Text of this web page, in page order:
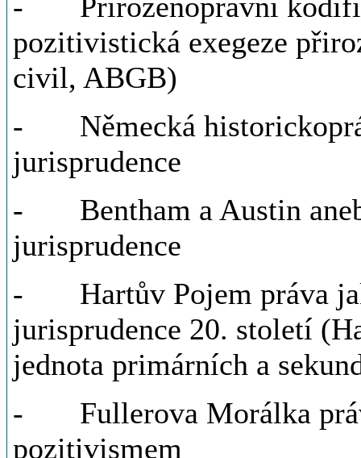
pozitivistická exegeze
civil, ABGB)
- Německá
jurisprudence
- Bentham a Austin aneb
jurisprudence
- Hartův Pojem práva
jurisprudence 20. století
jednota primárních a
- Fullerova Morálka
pozitivismem